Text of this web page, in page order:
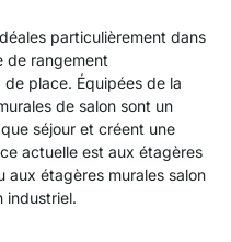
particulièrement dans
de rangement
place. Équipées de la
de salon sont un
séjour et créent une
actuelle est aux étagères
aux étagères murales salon
industriel.